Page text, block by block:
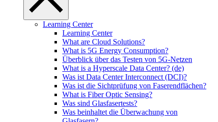
Learning Center
Learning Center
What are Cloud Solutions?
What is 5G Energy Consumption?
Überblick über das Testen von 5G-Netzen
What is a Hyperscale Data Center? (de)
Was ist Data Center Interconnect (DCI)?
Was ist die Sichtprüfung von Faserendflächen?
What is Fiber Optic Sensing?
Was sind Glasfasertests?
Was beinhaltet die Überwachung von